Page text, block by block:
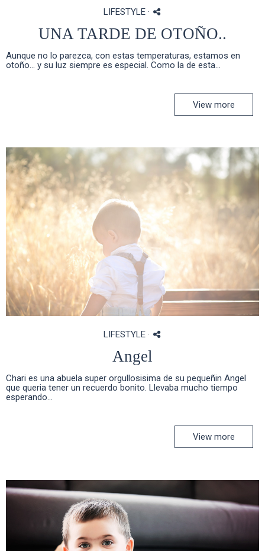
LIFESTYLE ·
UNA TARDE DE OTOÑO..
Aunque no lo parezca, con estas temperaturas, estamos en
otoño... y su luz siempre es especial. Como la de esta...
View more
LIFESTYLE ·
Angel
Chari es una abuela super orgullosisima de su pequeñin Angel
que queria tener un recuerdo bonito. Llevaba mucho tiempo
esperando...
View more